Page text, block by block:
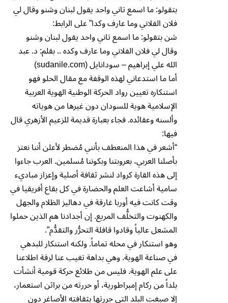
بتقولو: ما اسمع تاني واحد يقول لبنان وشنو وقال لي
فلان الفلاني وما عارف وكدا” على الرابط:
شن بتقولو: ما اسمع تاني واحد يقول لبنان وشنو
وقال لي فلان الفلاني وما عارف وكده .. بقلم: د. عبد
الله علي إبراهيم – سودانايل (sudanile.com)
أما ما استدعاني لهذه الوقفة مع مقال الحلو فهو
استنكاره تعيين رواد الحركة الوطنية الهوية العربية
الإسلامية هوية للسودان دون غيرها من هوياته
وألسنه وعقائده. فجاء بعبارة قديمة للزعيم الأزهري قال
فيها:
“أشعر في هذا المنعطف بأنني مُضطر لأعلن أننا نعتز
بأصلنا العربي، بعروبتنا وبكوننا مُسلمين. العرب جاءوا
إلى هذه القارة كرواد لنشر ثقافة أصلية وإعزاز مباديء
سامية أشاعت العلم والحضارة في كل بقاع أفريقيا في
وقت كانت فيه أوربا غارقة في دهاليز الظلام والجهل
والكهنوت والتخلُّف المريع. إن أجدادنا هم الذين حملوا
المشعل عالياً وقادوا قافلة التحرُّر والتقدُّم”.
وهو استنكار في محله تماماً. ولكنه استنكار للبدهي
في صناعة الهوية. وهي بداهة تغيب عنا لرقة اطلاعنا
على علم الهوية. فليس من طلائع حركة قومية أنشأت
بلداً من ركام إمبراطورية، أو حررته من براثن استعمار،
إلا صبغت البلد التي حررتها بثقافته الأصاغر دون